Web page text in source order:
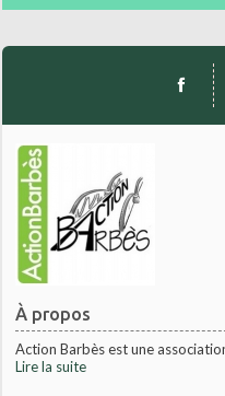
À propos
Action Barbès est une
Lire la suite